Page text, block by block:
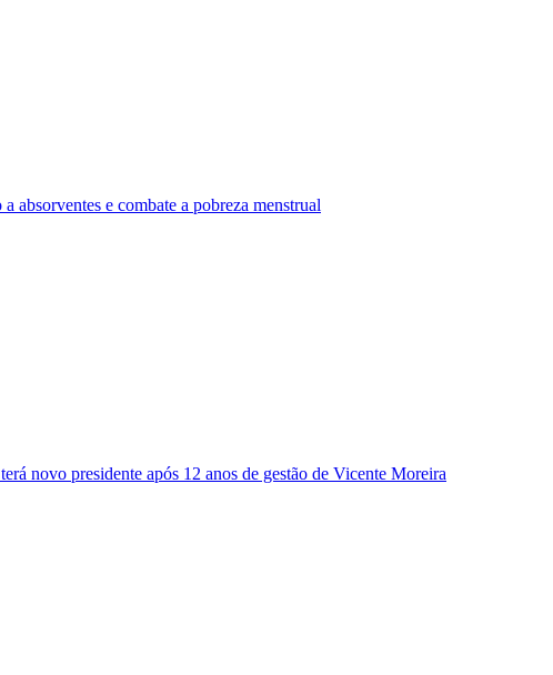
absorventes e combate a pobreza menstrual
novo presidente após 12 anos de gestão de Vicente Moreira